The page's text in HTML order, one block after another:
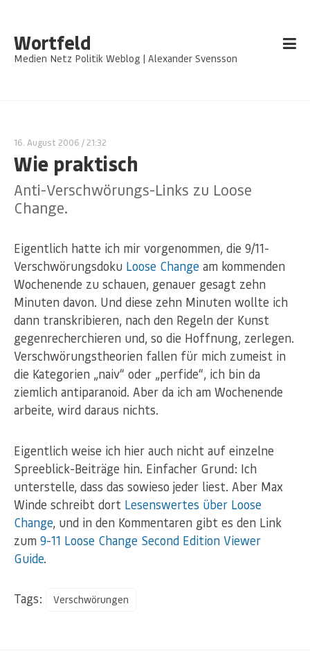
Wortfeld
Medien Netz Politik Weblog | Alexander Svensson
16. August 2006 / 21:32
Wie praktisch
Anti-Verschwörungs-Links zu Loose
Change.
Eigentlich hatte ich mir vorgenommen, die 9/11-
Verschwörungsdoku Loose Change am kommenden
Wochenende zu schauen, genauer gesagt zehn
Minuten davon. Und diese zehn Minuten wollte ich
dann transkribieren, nach den Regeln der Kunst
gegenrecherchieren und, so die Hoffnung, zerlegen.
Verschwörungstheorien fallen für mich zumeist in
die Kategorien „naiv“ oder „perfide“, ich bin da
ziemlich antiparanoid. Aber da ich am Wochenende
arbeite, wird daraus nichts.
Eigentlich weise ich hier auch nicht auf einzelne
Spreeblick-Beiträge hin. Einfacher Grund: Ich
unterstelle, dass das sowieso jeder liest. Aber Max
Winde schreibt dort Lesenswertes über Loose
Change, und in den Kommentaren gibt es den Link
zum 9-11 Loose Change Second Edition Viewer
Guide.
Tags: Verschwörungen